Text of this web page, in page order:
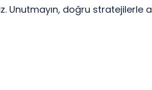
Unutmayın, doğru stratejilerle